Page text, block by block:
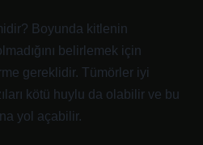
Boyunda kitlenin
belirlemek için
gereklidir. Tümörler iyi
kötü huylu da olabilir ve bu
yol açabilir.